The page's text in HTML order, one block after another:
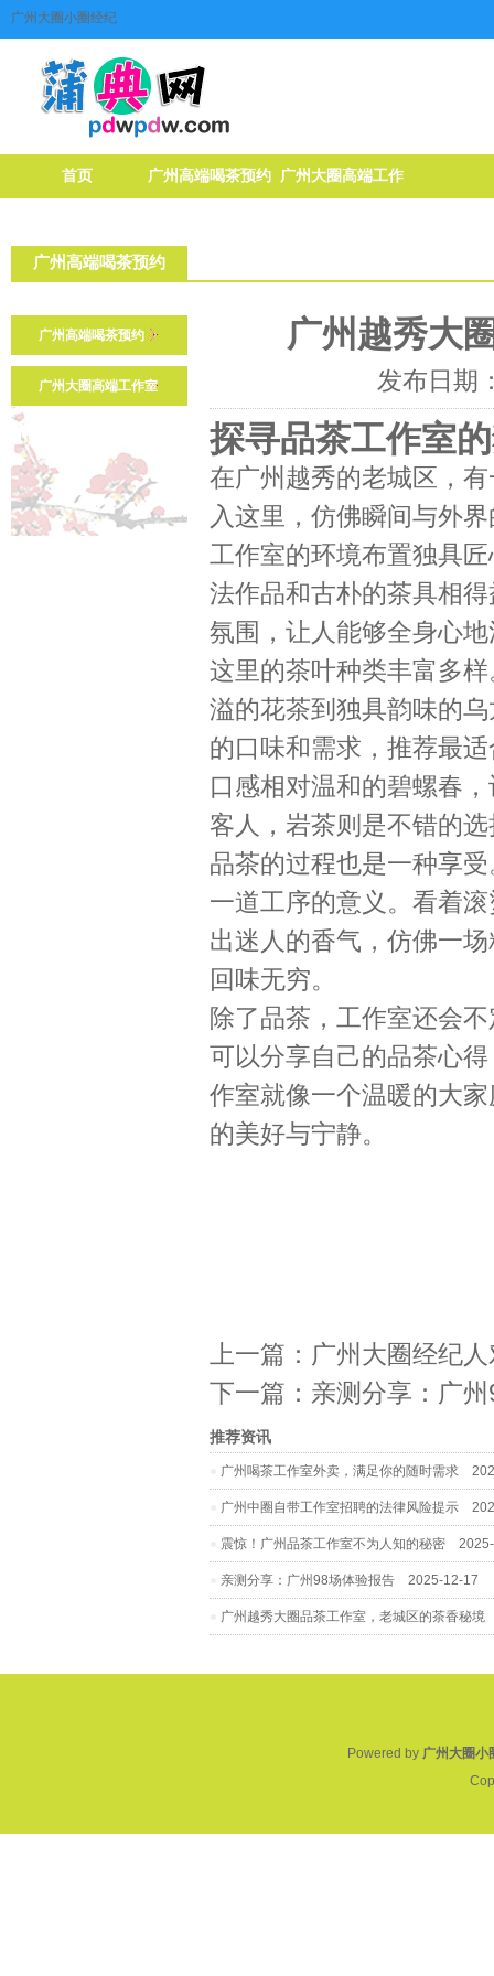
广州大圈小圈经纪
首页 广州高端喝茶预约 广州大圈高端工作
广州高端喝茶预约
广州高端喝茶预约
广州大圈高端工作室
广州越秀大
发布日期
探寻品茶工作室
在广州越秀的老城区，
入这里，仿佛瞬间与外
工作室的环境布置独具
法作品和古朴的茶具相
氛围，让人能够全身心
这里的茶叶种类丰富多
溢的花茶到独具韵味的
的口味和需求，推荐最
口感相对温和的碧螺春
客人，岩茶则是不错的
品茶的过程也是一种享
一道工序的意义。看着
出迷人的香气，仿佛一
回味无穷。
除了品茶，工作室还会
可以分享自己的品茶心
作室就像一个温暖的大
的美好与宁静。
上一篇： 广州大圈经纪
下一篇： 亲测分享：广
推荐资讯
广州喝茶工作室外卖，满足你的随时需求
广州中圈自带工作室招聘的法律风险提示
震惊！广州品茶工作室不为人知的秘密
亲测分享：广州98场体验报告 2025-12-17
广州越秀大圈品茶工作室，老城区的茶香秘境
Powered by 广州大圈小